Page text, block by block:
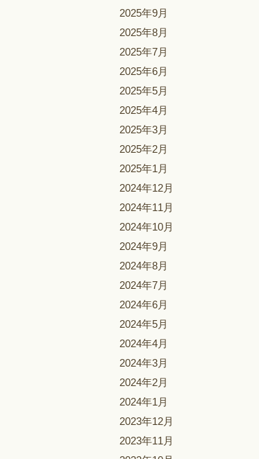
2025年9月
2025年8月
2025年7月
2025年6月
2025年5月
2025年4月
2025年3月
2025年2月
2025年1月
2024年12月
2024年11月
2024年10月
2024年9月
2024年8月
2024年7月
2024年6月
2024年5月
2024年4月
2024年3月
2024年2月
2024年1月
2023年12月
2023年11月